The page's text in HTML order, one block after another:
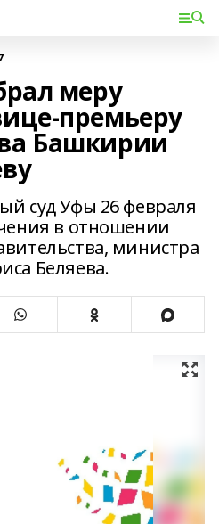
меру
премьеру
Башкирии
суд Уфы 26 февраля
в отношении
министра
Беляева.